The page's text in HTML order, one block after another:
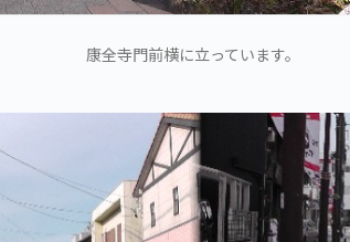
康全寺門前横に立っています。